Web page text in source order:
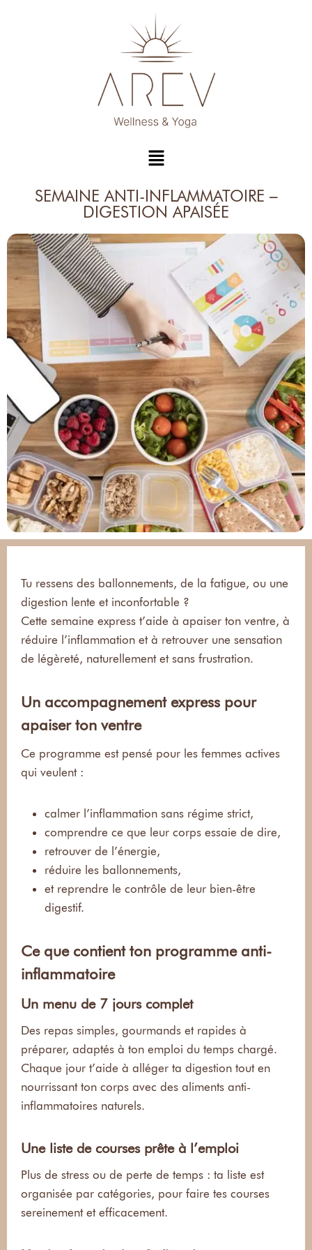
SEMAINE ANTI-INFLAMMATOIRE –
DIGESTION APAISÉE
Tu ressens des ballonnements, de la fatigue, ou une
digestion lente et inconfortable ?
Cette semaine express t’aide à apaiser ton ventre, à
réduire l’inflammation et à retrouver une sensation
de légèreté, naturellement et sans frustration.
Un accompagnement express pour
apaiser ton ventre
Ce programme est pensé pour les femmes actives
qui veulent :
calmer l’inflammation sans régime strict,
comprendre ce que leur corps essaie de dire,
retrouver de l’énergie,
réduire les ballonnements,
et reprendre le contrôle de leur bien-être
digestif.
Ce que contient ton programme anti-
inflammatoire
Un menu de 7 jours complet
Des repas simples, gourmands et rapides à
préparer, adaptés à ton emploi du temps chargé.
Chaque jour t’aide à alléger ta digestion tout en
nourrissant ton corps avec des aliments anti-
inflammatoires naturels.
Une liste de courses prête à l’emploi
Plus de stress ou de perte de temps : ta liste est
organisée par catégories, pour faire tes courses
sereinement et efficacement.